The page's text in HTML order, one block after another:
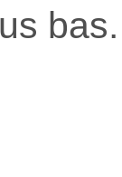
bas.